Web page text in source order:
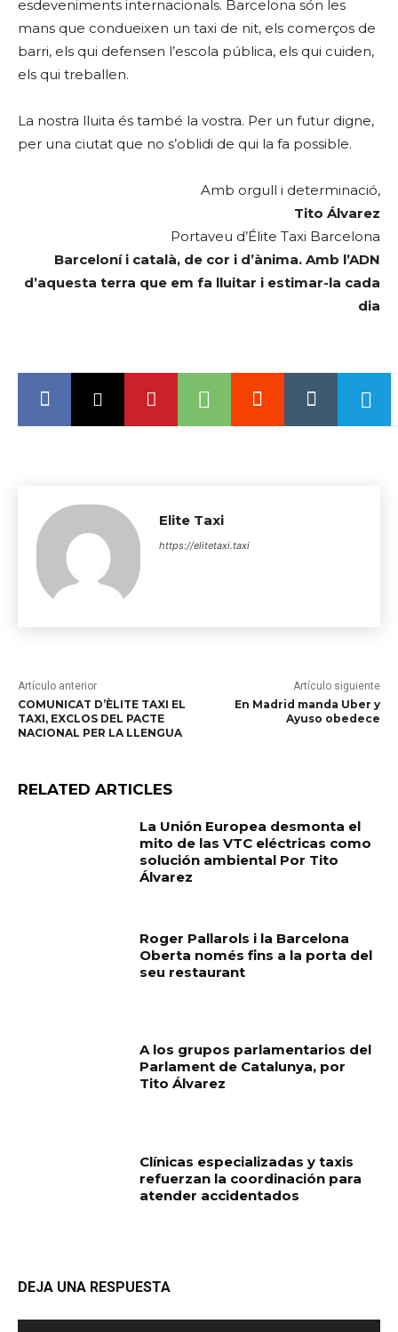
esdeveniments internacionals. Barcelona són les
mans que condueixen un taxi de nit, els comerços de
barri, els qui defensen l’escola pública, els qui cuiden,
els qui treballen.
La nostra lluita és també la vostra. Per un futur digne,
per una ciutat que no s’oblidi de qui la fa possible.
Amb orgull i determinació,
Tito Álvarez
Portaveu d’Élite Taxi Barcelona
Barceloní i català, de cor i d’ànima. Amb l’ADN
d’aquesta terra que em fa lluitar i estimar-la cada
dia
Elite Taxi
https://elitetaxi.taxi
Artículo anterior
COMUNICAT D’ÈLITE TAXI EL
TAXI, EXCLOS DEL PACTE
NACIONAL PER LA LLENGUA
Artículo siguiente
En Madrid manda Uber y
Ayuso obedece
RELATED ARTICLES
La Unión Europea desmonta el
mito de las VTC eléctricas como
solución ambiental Por Tito
Álvarez
Roger Pallarols i la Barcelona
Oberta només fins a la porta del
seu restaurant
A los grupos parlamentarios del
Parlament de Catalunya, por
Tito Álvarez
Clínicas especializadas y taxis
refuerzan la coordinación para
atender accidentados
DEJA UNA RESPUESTA